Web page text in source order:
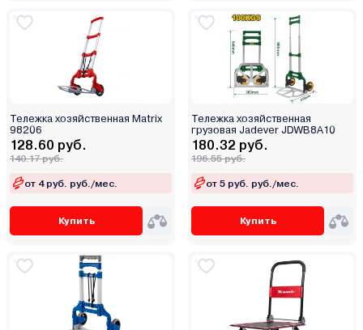
Тележка хозяйственная Matrix
98206
128.60 руб.
140.17 руб.
от 4 руб. руб./мес.
Купить
Тележка хозяйственная
грузовая Jadever JDWB8A10
180.32 руб.
196.55 руб.
от 5 руб. руб./мес.
Купить